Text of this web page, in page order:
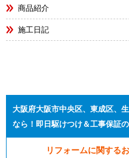
商品紹介
施工日記
大阪府大阪市中央区、東成区、
なら！即日駆けつけ＆工事保証
リフォームに関する